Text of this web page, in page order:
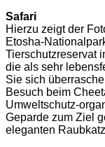
Safari
Hierzu zeigt der
Etosha-
Tierschutzreservat
die als sehr
Sie sich
Besuch beim
Umweltschutz-
Geparde zum Ziel
eleganten